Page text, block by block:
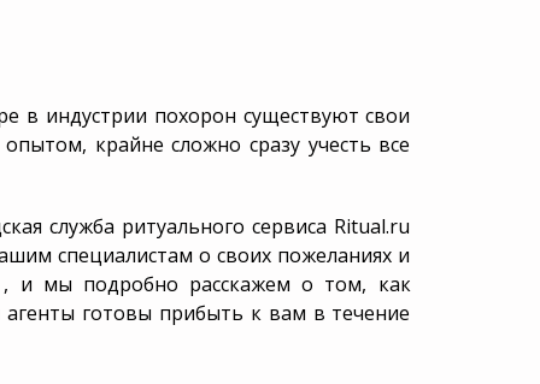
в индустрии похорон существуют свои
крайне сложно сразу учесть все
служба ритуального сервиса Ritual.ru
специалистам о своих пожеланиях и
, и мы подробно расскажем о том, как
готовы прибыть к вам в течение